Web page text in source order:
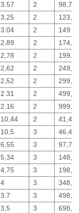
3.57 2
98,73
3,25 2
3.04 2
149
2,89 2
2,78 2
2,62 2
2,52 2
2.31 2
2.16 2
10,44 2
41,46
10,5 3
46,4
6,55 3
97,78
5,34 3
4,75 3
4 3
3.7 3
3,5 3